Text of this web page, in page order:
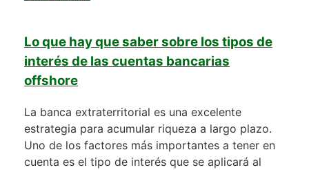
Lo que hay que saber sobre los tipos de
interés de las cuentas bancarias
offshore
La banca extraterritorial es una excelente
estrategia para acumular riqueza a largo plazo.
Uno de los factores más importantes a tener en
cuenta es el tipo de interés que se aplicará al